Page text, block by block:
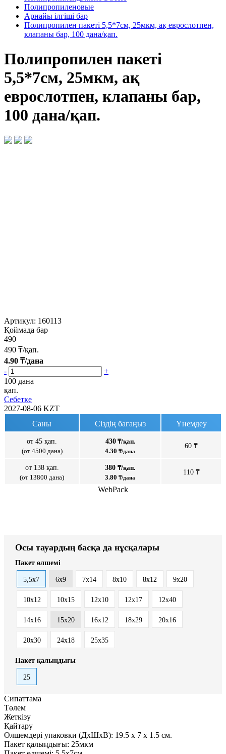
Полипропиленовые
Арнайы ілгіші бар
Полипропилен пакеті 5,5*7см, 25мкм, ақ еврослотпен,
клапаны бар, 100 дана/қап.
Полипропилен пакеті
5,5*7см, 25мкм, ақ
еврослотпен, клапаны бар,
100 дана/қап.
Артикул: 160113
Қоймада бар
490
490 ₸/қап.
4.90 ₸/дана
-
+
100 дана
қап.
Себетке
2027-08-06 KZT
Саны
Сіздің бағаңыз Үнемдеу
от 45 қап.
(от 4500 дана)
430₸/қап.
4.30 ₸/дана
60 ₸
от 138 қап.
(от 13800 дана)
380 ₸/қап.
3.80 ₸/дана
110 ₸
WebPack
Осы тауардың басқа да нұсқалары
Пакет өлшемі
5,5x7 6x9 7x14 8x10 8x12 9x20
10x12 10x15 12x10 12x17 12x40
14x16 15x20 16x12 18x29 20x16
20x30 24x18 25x35
Пакет қалыңдығы
25
Сипаттама
Төлем
Жеткізу
Қайтару
Өлшемдері упаковки (ДxШxВ): 19.5 x 7 x 1.5 см.
Пакет қалыңдығы: 25мкм